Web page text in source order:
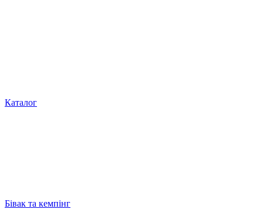
Каталог
Бівак та кемпінг